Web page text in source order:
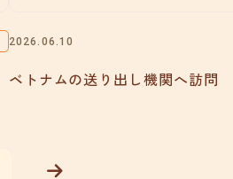
2026.06.10
ベトナムの送り出し機関へ訪問